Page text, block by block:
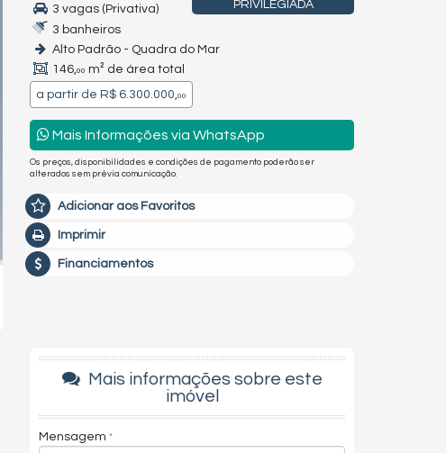
PRIVILEGIADA
3 vagas (Privativa)
3 banheiros
Alto Padrão - Quadra do Mar
146,00 m² de área total
a partir de R$ 6.300.000,00
Mais Informações via WhatsApp
Os preços, disponibilidades e condições de pagamento poderão ser
alterados sem prévia comunicação.
Adicionar aos Favoritos
Imprimir
Financiamentos
Mais informações sobre este
imóvel
Mensagem